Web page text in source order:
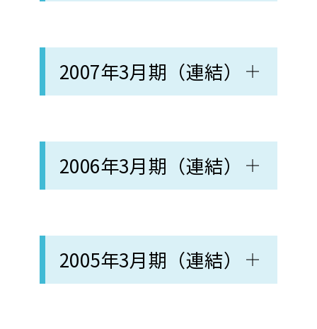
2007年3月期（連結）
2006年3月期（連結）
2005年3月期（連結）